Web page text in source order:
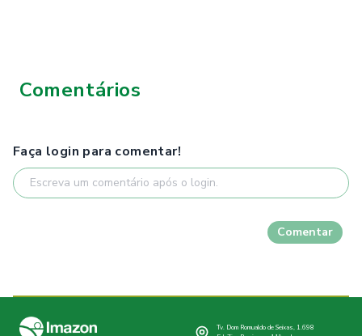
Comentários
Faça login para comentar!
Comentar
Tv. Dom Romualdo de Seixas, 1.698